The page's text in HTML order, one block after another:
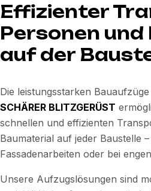
Effizienter
Personen
auf der
Die leistungsstarken
SCHÄRER BLITZGERÜST
schnellen und effizienten
Baumaterial auf jeder Baustelle
Fassadenarbeiten oder bei
Unsere Aufzugslösungen sind